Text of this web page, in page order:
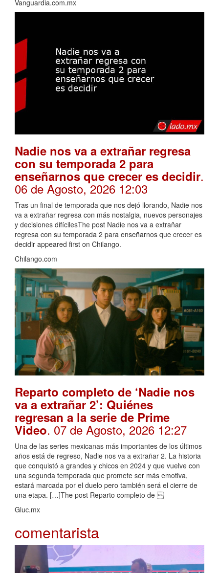
Vanguardia.com.mx
Nadie nos va a extrañar regresa
con su temporada 2 para
enseñarnos que crecer es decidir.
06 de Agosto, 2026 12:03
Tras un final de temporada que nos dejó llorando, Nadie nos
va a extrañar regresa con más nostalgia, nuevos personajes
y decisiones difícilesThe post Nadie nos va a extrañar
regresa con su temporada 2 para enseñarnos que crecer es
decidir appeared first on Chilango.
Chilango.com
Reparto completo de ‘Nadie nos
va a extrañar 2’: Quiénes
regresan a la serie de Prime
Video. 07 de Agosto, 2026 12:27
Una de las series mexicanas más importantes de los últimos
años está de regreso, Nadie nos va a extrañar 2. La historia
que conquistó a grandes y chicos en 2024 y que vuelve con
una segunda temporada que promete ser más emotiva,
estará marcada por el duelo pero también será el cierre de
una etapa. […]The post Reparto completo de 
Gluc.mx
comentarista